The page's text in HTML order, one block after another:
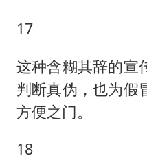
17
这种含糊其辞的宣
判断真伪，也为假
方便之门。
18